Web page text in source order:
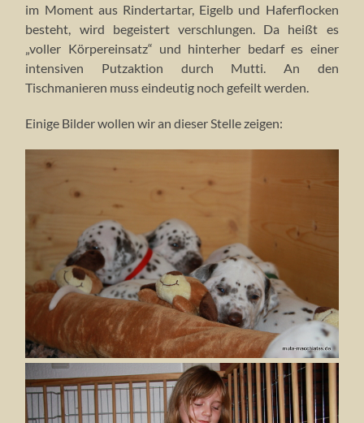
im Moment aus Rindertartar, Eigelb und Haferflocken
besteht, wird begeistert verschlungen. Da heißt es
„voller Körpereinsatz“ und hinterher bedarf es einer
intensiven Putzaktion durch Mutti. An den
Tischmanieren muss eindeutig noch gefeilt werden.
Einige Bilder wollen wir an dieser Stelle zeigen: